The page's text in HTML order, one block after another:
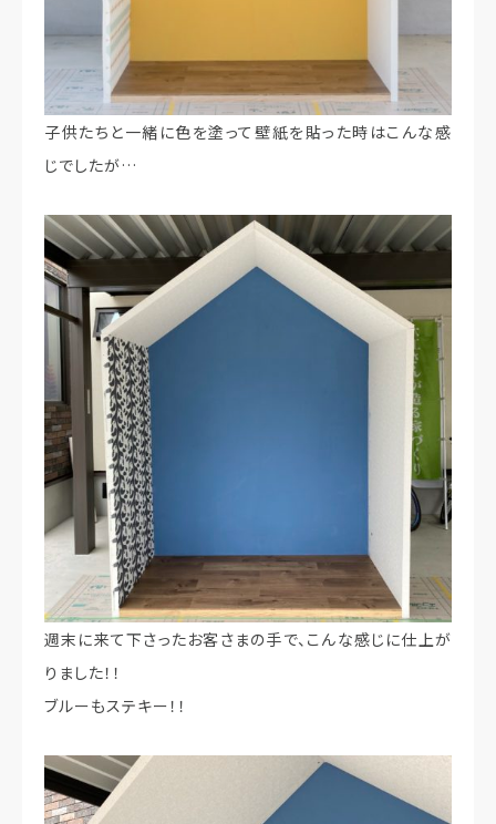
子供たちと一緒に色を塗って壁紙を貼った時はこんな感
じでしたが…
週末に来て下さったお客さまの手で、こんな感じに仕上が
りました！！
ブルーもステキー！！